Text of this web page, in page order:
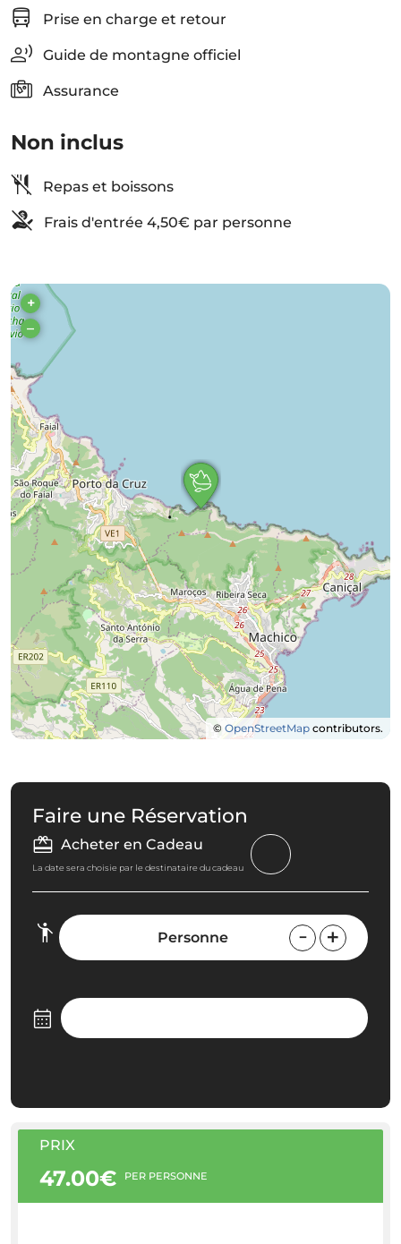
Prise en charge et retour
Guide de montagne officiel
Assurance
Non inclus
Repas et boissons
Frais d'entrée 4,50€ par personne
+
–
© OpenStreetMap contributors.
Faire une Réservation
Acheter en Cadeau
La date sera choisie par le destinataire du cadeau
Personne
PRIX
47.00€ PER PERSONNE